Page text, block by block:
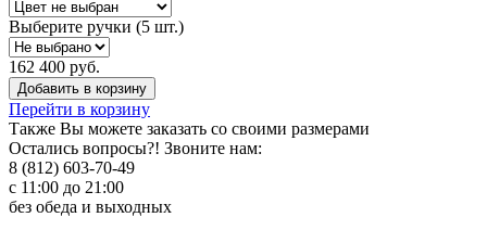
Выберите ручки (5 шт.)
162 400 руб.
Добавить в корзину
Перейти в корзину
Также Вы можете заказать со своими размерами
Остались вопросы?! Звоните нам:
8 (812) 603-70-49
с 11:00 до 21:00
без обеда и выходных